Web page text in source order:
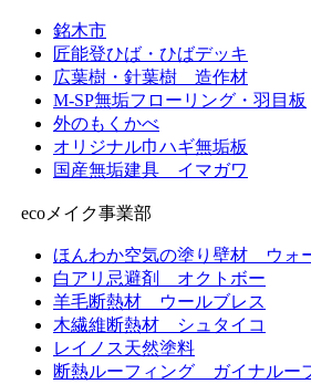
銘木市
匠能登ひば・ひばデッキ
広葉樹・針葉樹 造作材
M-SP無垢フローリング・羽目板
外のもくかべ
オリジナル巾ハギ無垢板
国産無垢建具 イマガワ
ecoメイク事業部
ほんわか空気の塗り壁材 ウォ
白アリ忌避剤 オクトボー
羊毛断熱材 ウールブレス
木繊維断熱材 シュタイコ
レイノス天然塗料
断熱ルーフィング ガイナルー